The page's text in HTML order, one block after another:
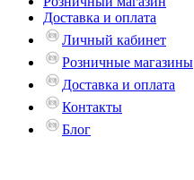
Доставка и оплата
Личный кабинет
Розничные магазины
Доставка и оплата
Контакты
Блог